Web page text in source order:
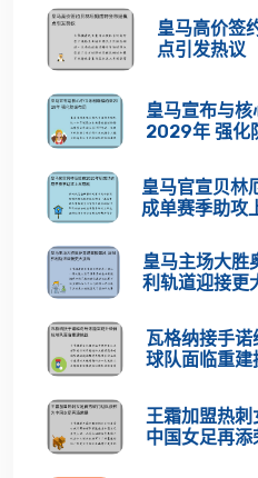
皇马高价签
点引发热议
皇马宣布与
2029年 强化
皇马官宣贝林
成单赛季助攻
皇马主场大胜
利轨道迎接更
瓦格纳接手
球队面临重建
王霜加盟热刺
中国女足再添